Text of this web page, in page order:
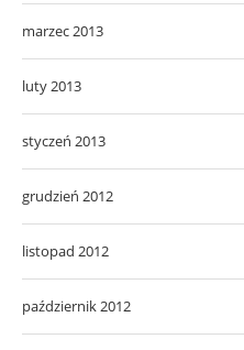
marzec 2013
luty 2013
styczeń 2013
grudzień 2012
listopad 2012
październik 2012